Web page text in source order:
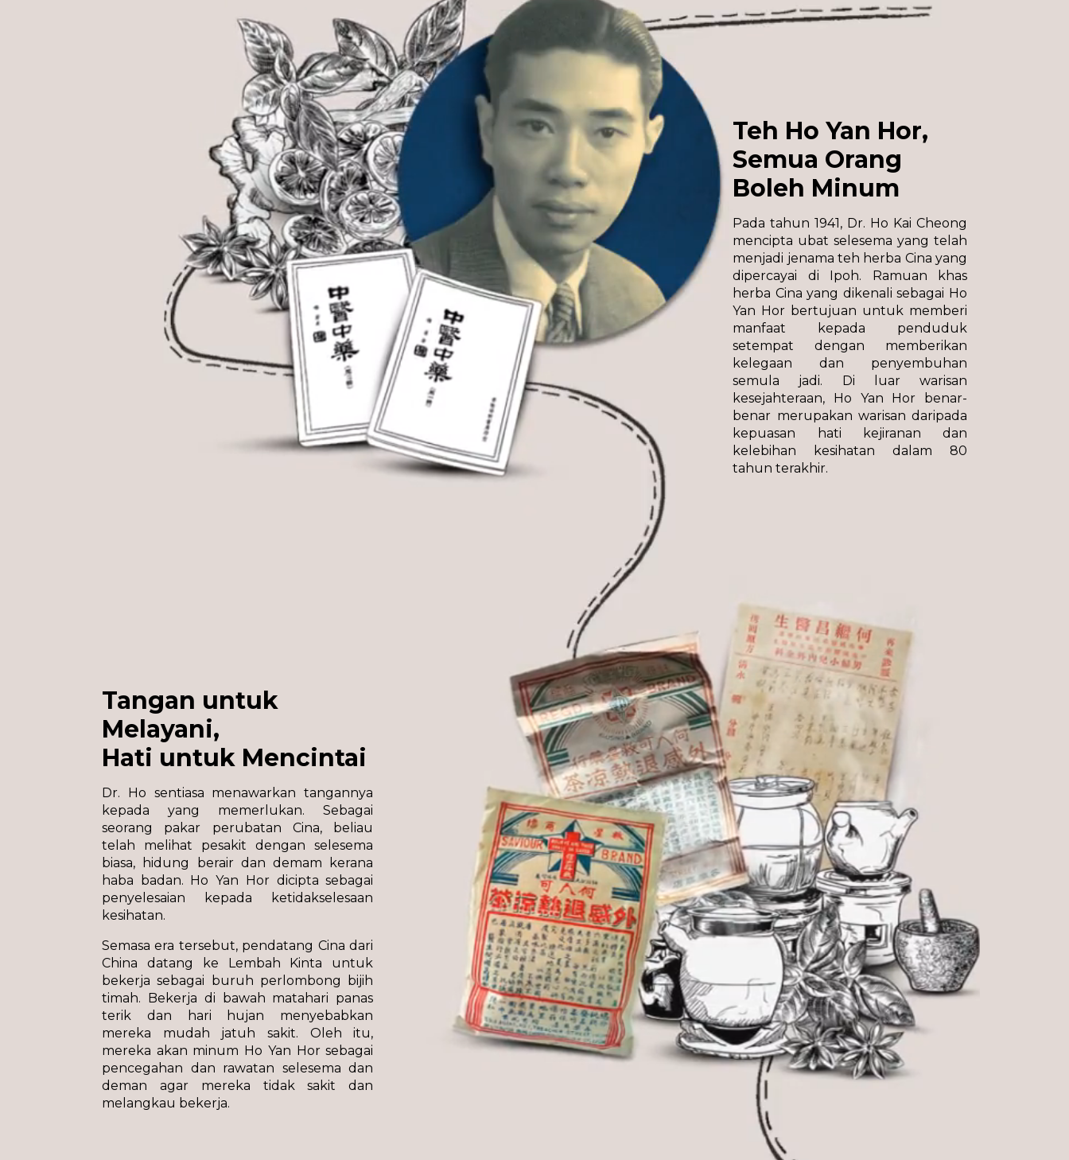
Teh Ho Yan Hor,
Semua Orang
Boleh Minum
Pada tahun 1941, Dr. Ho Kai Cheong
mencipta ubat selesema yang telah
menjadi jenama teh herba Cina yang
dipercayai di Ipoh. Ramuan khas
herba Cina yang dikenali sebagai Ho
Yan Hor bertujuan untuk memberi
manfaat kepada penduduk
setempat dengan memberikan
kelegaan dan penyembuhan
semula jadi. Di luar warisan
kesejahteraan, Ho Yan Hor benar-
benar merupakan warisan daripada
kepuasan hati kejiranan dan
kelebihan kesihatan dalam 80
tahun terakhir.
Tangan untuk
Melayani,
Hati untuk Mencintai
Dr. Ho sentiasa menawarkan tangannya
kepada yang memerlukan. Sebagai
seorang pakar perubatan Cina, beliau
telah melihat pesakit dengan selesema
biasa, hidung berair dan demam kerana
haba badan. Ho Yan Hor dicipta sebagai
penyelesaian kepada ketidakselesaan
kesihatan.
Semasa era tersebut, pendatang Cina dari
China datang ke Lembah Kinta untuk
bekerja sebagai buruh perlombong bijih
timah. Bekerja di bawah matahari panas
terik dan hari hujan menyebabkan
mereka mudah jatuh sakit. Oleh itu,
mereka akan minum Ho Yan Hor sebagai
pencegahan dan rawatan selesema dan
deman agar mereka tidak sakit dan
melangkau bekerja.